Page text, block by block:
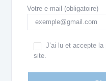
Votre e-mail (obligatoire)
J’ai lu et accepte la
site.